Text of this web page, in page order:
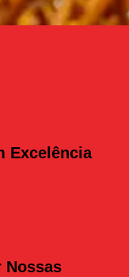
Excelência
Nossas